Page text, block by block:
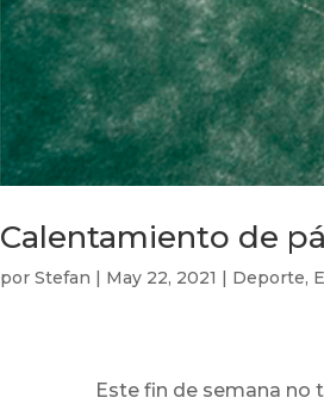
Calentamiento de
porStefan | May 22, 2021 | Deporte,
Este fin de semana no